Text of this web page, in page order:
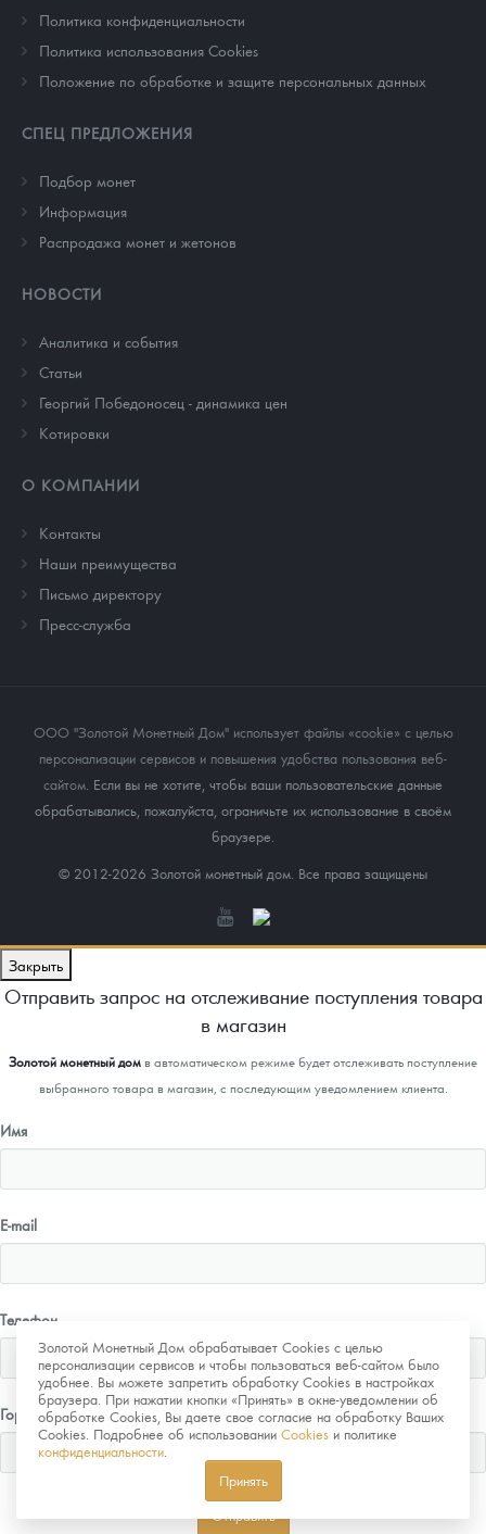
Политика конфиденциальности
Политика использования Cookies
Положение по обработке и защите персональных данных
СПЕЦ ПРЕДЛОЖЕНИЯ
Подбор монет
Информация
Распродажа монет и жетонов
НОВОСТИ
Аналитика и события
Cтатьи
Георгий Победоносец - динамика цен
Котировки
О КОМПАНИИ
Контакты
Наши преимущества
Письмо директору
Пресс-служба
ООО "Золотой Монетный Дом" использует файлы «cookie» с целью
персонализации сервисов и повышения удобства пользования веб-
сайтом . Если вы не хотите, чтобы ваши пользовательские данные
обрабатывались, пожалуйста, ограничьте их использование в своём
браузере.
© 2012-2026 Золотой монетный дом. Все права защищены
Золотой Монетный Дом обрабатывает Cookies с целью
персонализации сервисов и чтобы пользоваться веб-сайтом было
удобнее. Вы можете запретить обработку Cookies в настройках
браузера. При нажатии кнопки «Принять» в окне-уведомлении об
обработке Cookies, Вы даете свое согласие на обработку Ваших
Cookies. Подробнее об использовании Cookies и политике
конфиденциальности
Принять
Закрыть
Отправить запрос на отслеживание поступления товара
в магазин
Золотой монетный домв автоматическом режиме будет отслеживать поступление
выбранного товара в магазин, с последующим уведомлением клиента.
Имя
E-mail
Телефон
Город
Отправить